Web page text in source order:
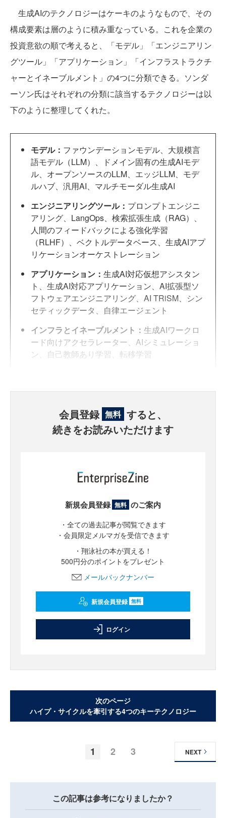
生成AIのテクノロジーはケーキのようなもので、その
構成要素は層のように積み重なっている。これを企業の
投資意欲の順で考えると、「モデル」「エンジニアリン
グツール」「アプリケーション」「インフラストラクチ
ャーとイネーブルメント」の4つに分類できる。ソンダ
ーソン氏はそれぞれの分類に該当するテクノロジーは以
下のように整理してくれた。
モデル： ファウンデーションモデル、大規模言
語モデル（LLM）、ドメイン固有の生成AIモデ
ル、オープンソースのLLM、エッジLLM、モデ
ルハブ、汎用AI、マルチモーダル生成AI
エンジニアリングツール： プロンプトエンジニ
アリング、LangOps、検索拡張生成（RAG）、
人間のフィードバックによる強化学習
（RLHF）、ベクトルデータベース、生成AIアプ
リケーションオーケストレーション
アプリケーション： 生成AI対応仮想アシスタン
ト、生成AI対応アプリケーション、AI拡張型ソ
フトウェアエンジニアリング、AI TRiSM、シン
セティックデータ、自律エージェント
インフラとイネーブルメント： 生成AIワークロ
ード向けアクセラレーター、AIシミュレーショ
ン、自己教師あり学習、転移学習
会員登録 無料 すると、
続きをお読みいただけます
新規会員登録 無料 のご案内
・全ての過去記事が閲覧できます
・会員限定メルマガを受信できます
・翔泳社の本が買える！
500円分のポイントをプレゼント
メールバックナンバー
新規会員登録 無料
ログイン
次のページ
ハイプ・サイクルを牽引する4つのキーテクノロジー
1 2 3 NEXT
この記事は参考になりましたか？